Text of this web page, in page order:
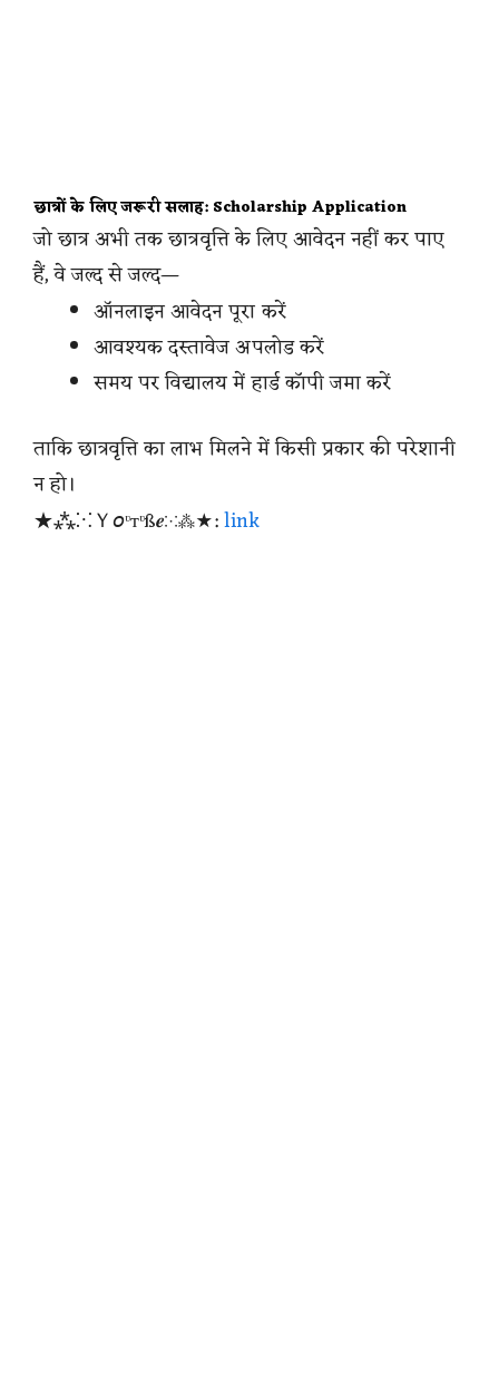
छात्रों के लिए जरूरी सलाह: Scholarship Application
जो छात्र अभी तक छात्रवृत्ति के लिए आवेदन नहीं कर पाए
हैं, वे जल्द से जल्द—
ऑनलाइन आवेदन पूरा करें
आवश्यक दस्तावेज अपलोड करें
समय पर विद्यालय में हार्ड कॉपी जमा करें
ताकि छात्रवृत्ति का लाभ मिलने में किसी प्रकार की परेशानी
न हो।
★⁂⁙Ｙ𝘰ᶹтᶹß𝒆⁙⁂★:link